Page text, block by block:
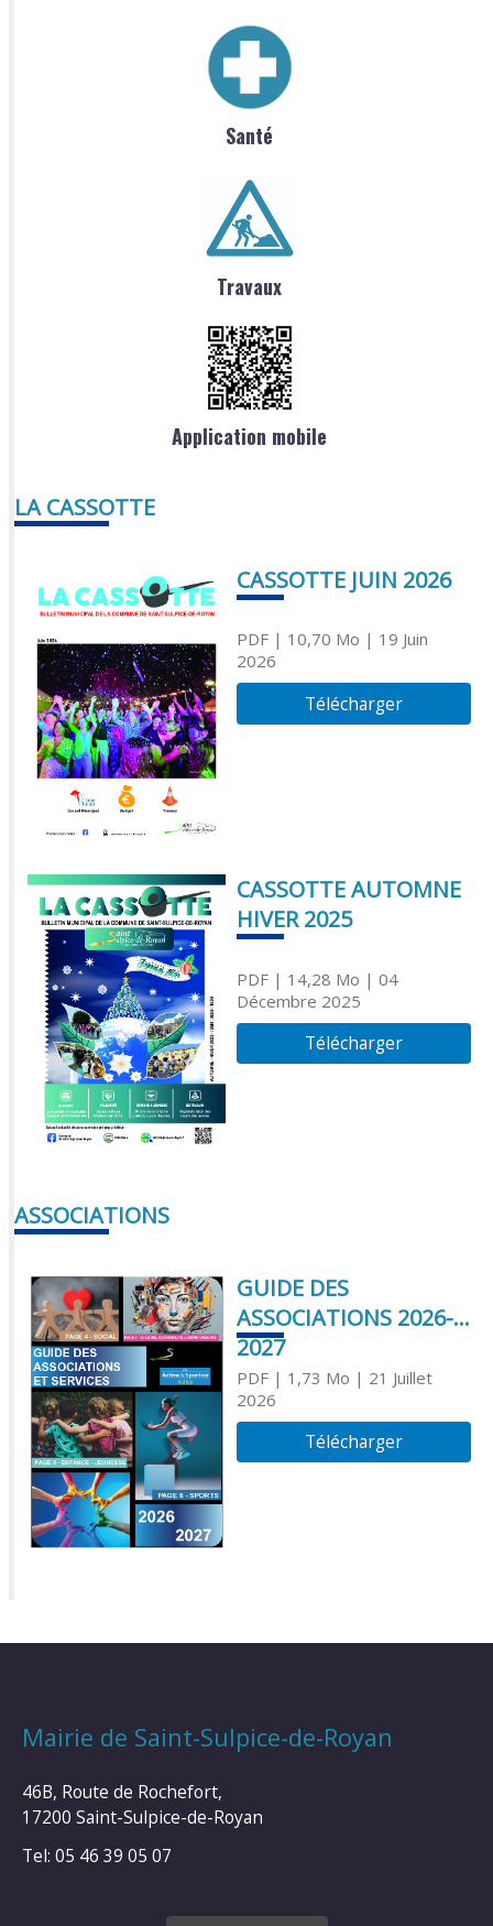
Santé
Travaux
Application mobile
LA CASSOTTE
CASSOTTE JUIN 2026
PDF| 10,70 Mo | 19 Juin
2026
Télécharger
CASSOTTE AUTOMNE
HIVER 2025
PDF| 14,28 Mo | 04
Décembre 2025
Télécharger
ASSOCIATIONS
GUIDE DES
ASSOCIATIONS 2026-
2027
PDF| 1,73 Mo | 21 Juillet
2026
Télécharger
Mairie de Saint-Sulpice-de-Royan
46B, Route de Rochefort,
17200 Saint-Sulpice-de-Royan
Tel: 05 46 39 05 07